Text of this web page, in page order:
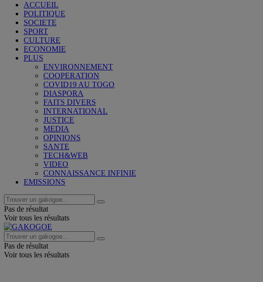
ACCUEIL
POLITIQUE
SOCIETE
SPORT
CULTURE
ECONOMIE
PLUS
ENVIRONNEMENT
COOPERATION
COVID19 AU TOGO
DIASPORA
FAITS DIVERS
INTERNATIONAL
JUSTICE
MEDIA
OPINIONS
SANTE
TECH&WEB
VIDEO
CONNAISSANCE INFINIE
EMISSIONS
Pas de résultat
Voir tous les résultats
Pas de résultat
Voir tous les résultats